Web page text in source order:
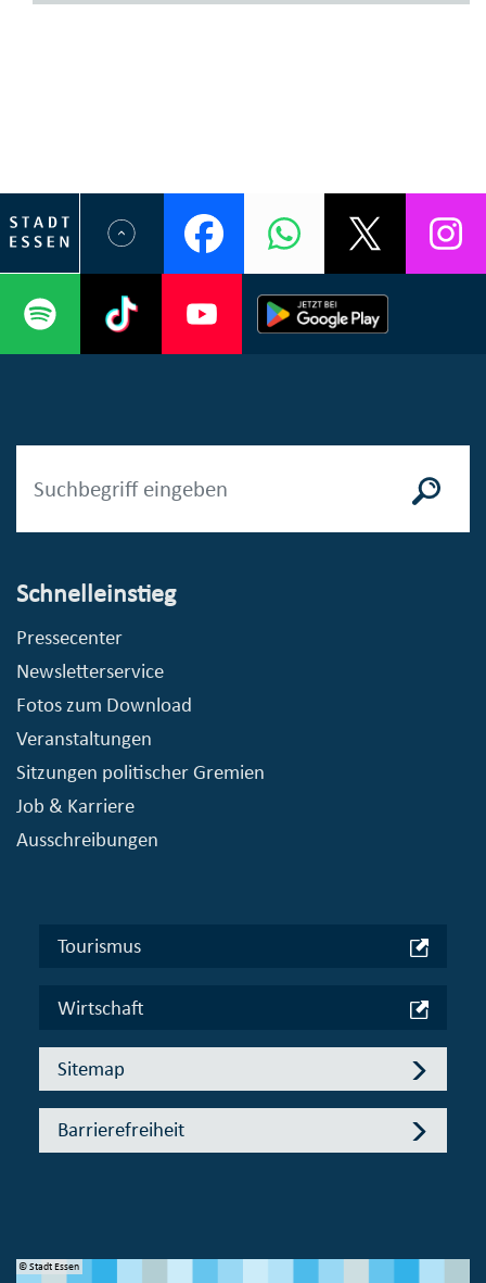
Schnelleinstieg
Pressecenter
Newsletterservice
Fotos zum Download
Veranstaltungen
Sitzungen politischer Gremien
Job & Karriere
Ausschreibungen
Tourismus
Wirtschaft
Sitemap
Barrierefreiheit
© Stadt Essen